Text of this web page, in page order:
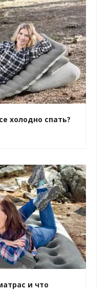
холодно спать?
и что